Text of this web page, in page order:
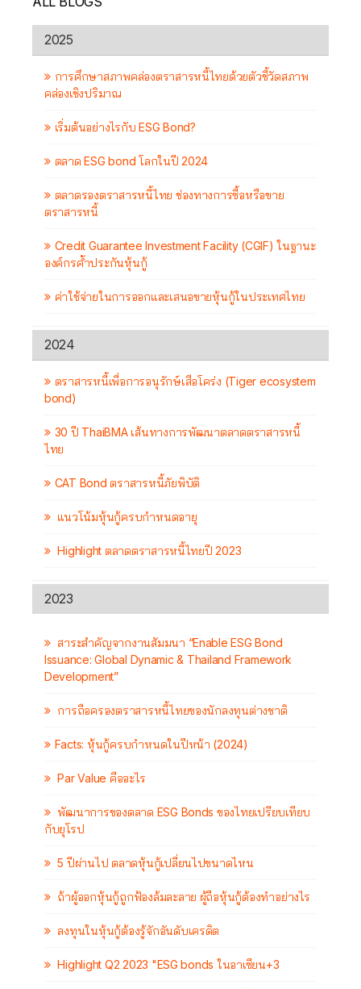
2025
การศึกษาสภาพคล่องตราสารหนี้ไทยด้วยตัวชี้วัดสภาพ
คล่องเชิงปริมาณ
เริ่มต้นอย่างไรกับ ESG Bond?
ตลาด ESG bond โลกในปี 2024
ตลาดรองตราสารหนี้ไทย ช่องทางการซื้อหรือขาย
ตราสารหนี้
Credit Guarantee Investment Facility (CGIF) ในฐานะ
องค์กรค้ำประกันหุ้นกู้
ค่าใช้จ่ายในการออกและเสนอขายหุ้นกู้ในประเทศไทย
2024
ตราสารหนี้เพื่อการอนุรักษ์เสือโคร่ง (Tiger ecosystem
bond)
30 ปี ThaiBMA เส้นทางการพัฒนาตลาดตราสารหนี้
ไทย
CAT Bond ตราสารหนี้ภัยพิบัติ
แนวโน้มหุ้นกู้ครบกำหนดอายุ
Highlight ตลาดตราสารหนี้ไทยปี 2023
2023
สาระสำคัญจากงานสัมมนา “Enable ESG Bond
Issuance: Global Dynamic & Thailand Framework
Development”
การถือครองตราสารหนี้ไทยของนักลงทุนต่างชาติ
Facts: หุ้นกู้ครบกำหนดในปีหน้า (2024)
Par Value คืออะไร
พัฒนาการของตลาด ESG Bonds ของไทยเปรียบเทียบ
กับยุโรป
5 ปีผ่านไป ตลาดหุ้นกู้เปลี่ยนไปขนาดไหน
ถ้าผู้ออกหุ้นกู้ถูกฟ้องล้มละลาย ผู้ถือหุ้นกู้ต้องทำอย่างไร
ลงทุนในหุ้นกู้ต้องรู้จักอันดับเครดิต
Highlight Q2 2023 "ESG bonds ในอาเซียน+3